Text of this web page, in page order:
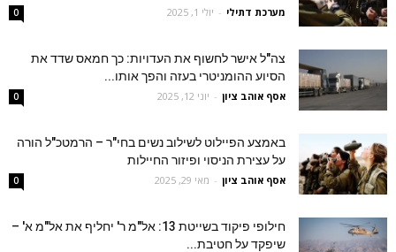
מערכת דתילי - יולי 1, 2025 0
צה"ל אישר לחשוף את העדויות: כך חמאס שדד את
הסיוע ההומניטרי בעזה והפך אותו...
אסף אוהב ציון - יוני 12, 2025 0
באמצע הפיילוט לשילוב נשים בחי"ר – הרמטכ"ל הורה
על עצירת הניסוי ופיזור החיילות
אסף אוהב ציון - מאי 29, 2025 0
חילופי פיקוד בשייטת 13: אל"מ ר' יחליף את אל"מ א' –
שיפקד על חטיבת...